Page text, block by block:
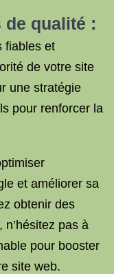
qualité :
fiables et
de votre site
une stratégie
pour renforcer la
et améliorer sa
obtenir des
pas à
pour booster
site web.